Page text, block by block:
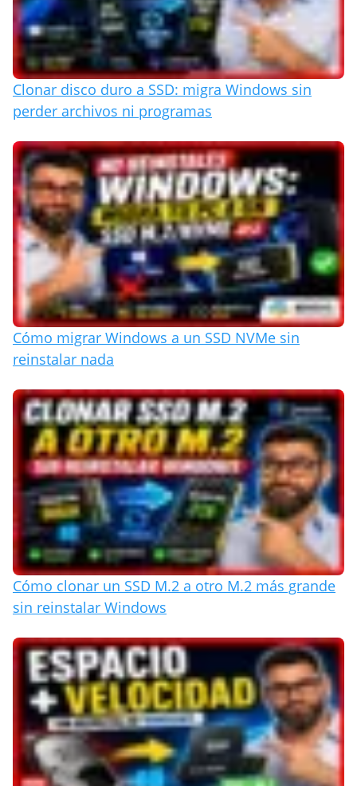
Clonar disco duro a SSD: migra Windows sin
perder archivos ni programas
Cómo migrar Windows a un SSD NVMe sin
reinstalar nada
Cómo clonar un SSD M.2 a otro M.2 más grande
sin reinstalar Windows